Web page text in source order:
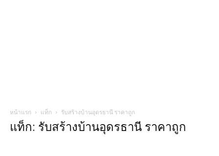
หน้าแรก แท็ก รับสร้างบ้านอุดรธานี ราคาถูก
แท็ก: รับสร้างบ้านอุดรธานี ราคาถูก